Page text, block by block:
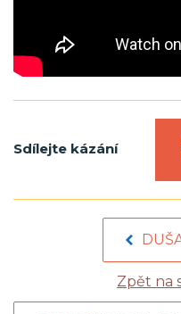
Sdílejte kázání
Zpět na